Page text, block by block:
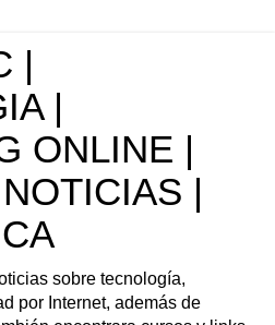
|
|
ONLINE |
|
sobre tecnología,
por Internet, además de